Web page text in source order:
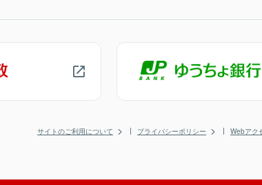
サイトのご利用について プライバシーポリシー Webアク